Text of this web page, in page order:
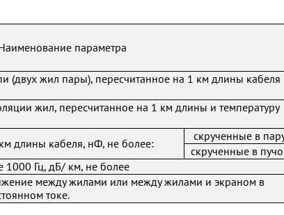
параметра
(двух жил пары), пересчитанное на 1 км длины кабеля
жил, пересчитанное на 1 км длины и температуру
длины кабеля, нФ, не более:
скрученные в
скрученные в
1000 Гц, дБ/ км, не более
между жилами или между жилами и экраном в
токе.